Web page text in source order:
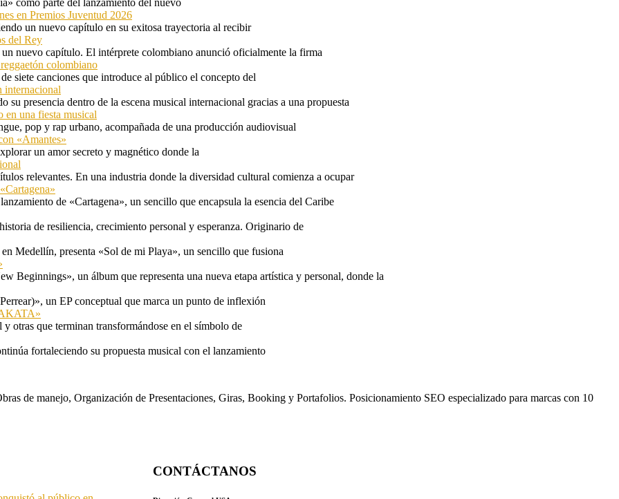
en Premios Juventud 2026
un nuevo capítulo en su exitosa trayectoria al recibir
del Rey
nuevo capítulo. El intérprete colombiano anunció oficialmente la firma
colombiano
siete canciones que introduce al público el concepto del
internacional
presencia dentro de la escena musical internacional gracias a una propuesta
en una fiesta musical
pop y rap urbano, acompañada de una producción audiovisual
«Amantes»
un amor secreto y magnético donde la
relevantes. En una industria donde la diversidad cultural comienza a ocupar
de «Cartagena», un sencillo que encapsula la esencia del Caribe
de resiliencia, crecimiento personal y esperanza. Originario de
Medellín, presenta «Sol de mi Playa», un sencillo que fusiona
Beginnings», un álbum que representa una nueva etapa artística y personal, donde la
un EP conceptual que marca un punto de inflexión
otras que terminan transformándose en el símbolo de
fortaleciendo su propuesta musical con el lanzamiento
de manejo, Organización de Presentaciones, Giras, Booking y Portafolios. Posicionamiento SEO especializado para marcas con 10
CONTÁCTANOS